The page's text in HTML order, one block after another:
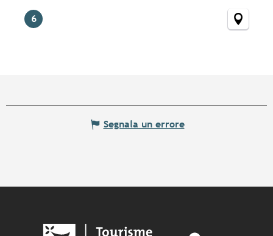
6
Segnala un errore